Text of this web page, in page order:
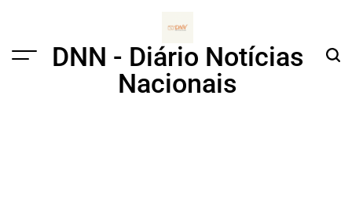
Menu
DNN - Diário Notícias
Nacionais